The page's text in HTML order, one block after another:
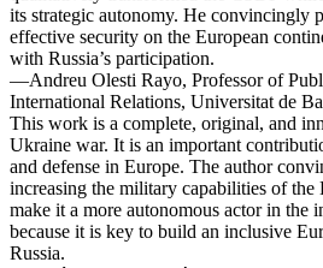
its strategic autonomy. He convincingly
effective security on the European
with Russia’s participation.
—Andreu Olesti Rayo, Professor of
International Relations, Universitat de
This work is a complete, original, and
Ukraine war. It is an important
and defense in Europe. The author
increasing the military capabilities of
make it a more autonomous actor in the
because it is key to build an inclusive
Russia.